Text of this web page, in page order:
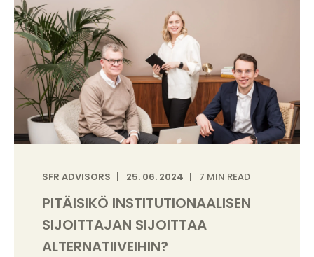
SFR ADVISORS 25. 06. 2024 7 MIN READ
PITÄISIKÖ INSTITUTIONAALISEN
SIJOITTAJAN SIJOITTAA
ALTERNATIIVEIHIN?